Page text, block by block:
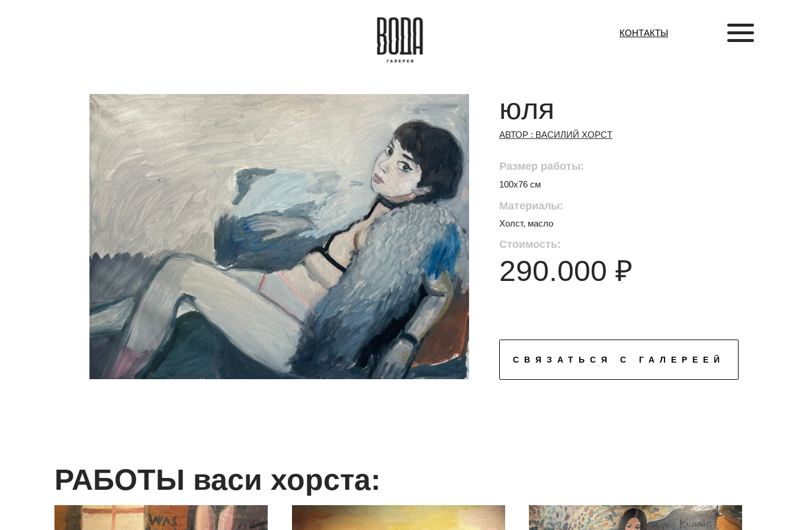
КОНТАКТЫ
СВЯЗАТЬСЯ С ГАЛЕРЕЕЙ
юля
Размер работы:
100х76 см
290.000 ₽
Стоимость:
Материалы:
Холст, масло
АВТОР : ВАСИЛИЙ ХОРСТ
РАБОТЫ васи хорста: